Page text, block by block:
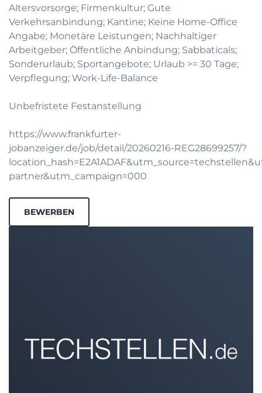
Altersvorsorge; Firmenkultur; Gute
Verkehrsanbindung; Kantine; Keine Home-Office
Angabe; Monetäre Leistungen; Nachhaltiger
Arbeitgeber; Öffentliche Anbindung; Sabbaticals;
Sonderurlaub; Sportangebote; Urlaub >= 30 Tage;
Verpflegung; Work-Life-Balance
Unbefristete Festanstellung
https://www.frankfurter-
jobanzeiger.de/job/detail/20260216-REG28699257/?
partner&utm_campaign=000
BEWERBEN